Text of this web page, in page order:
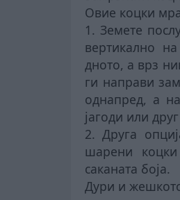
Овие коцки
1. Земете
вертикално
дното, а врз
ги направи
однапред, а
јагоди или
2. Друга
шарени
саканата боја.
Дури и